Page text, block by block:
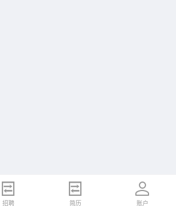
招聘 简历 账户